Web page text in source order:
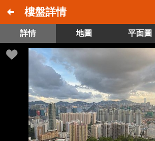
樓盤詳情
詳情 地圖 平面圖